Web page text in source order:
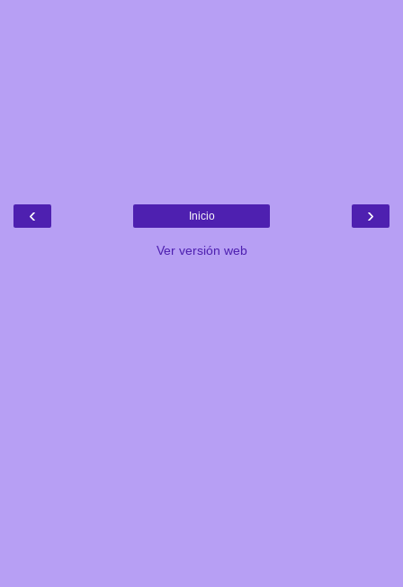
‹ ›
Inicio
Ver versión web